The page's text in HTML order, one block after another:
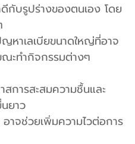
กับรูปร่างของตนเอง โดย
หาเลเบียขนาดใหญ่ที่อาจ
ณะทำกิจกรรมต่างๆ
สการสะสมความชื้นและ
ยาว
าจช่วยเพิ่มความไวต่อการ